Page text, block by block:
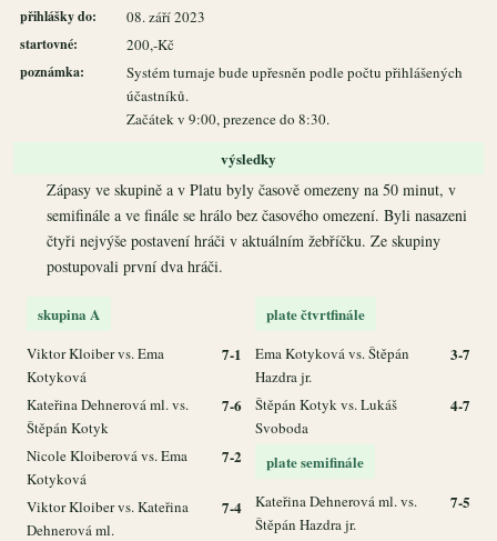
přihlášky do: 08. září 2023
startovné: 200,-Kč
poznámka:
Systém turnaje bude upřesněn podle počtu přihlášených
účastníků.
Začátek v 9:00, prezence do 8:30.
výsledky
Zápasy ve skupině a v Platu byly časově omezeny na 50 minut, v
semifinále a ve finále se hrálo bez časového omezení. Byli nasazeni
čtyři nejvýše postavení hráči v aktuálním žebříčku. Ze skupiny
postupovali první dva hráči.
skupina A
Viktor Kloiber vs. Ema
Kotyková
7-1
Kateřina Dehnerová ml. vs.
Štěpán Kotyk
7-6
Nicole Kloiberová vs. Ema
Kotyková
7-2
Viktor Kloiber vs. Kateřina
Dehnerová ml.
7-4
plate čtvrtfinále
Ema Kotyková vs. Štěpán
Hazdra jr.
3-7
Štěpán Kotyk vs. Lukáš
Svoboda
4-7
plate semifinále
Kateřina Dehnerová ml. vs.
Štěpán Hazdra jr.
7-5